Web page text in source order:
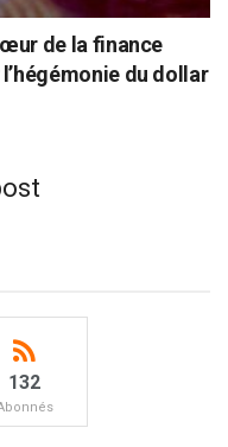
de la finance
du dollar
132